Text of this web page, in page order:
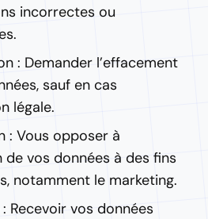
incorrectes ou
: Demander l’effacement
sauf en cas
légale.
: Vous opposer à
de vos données à des fins
notamment le marketing.
Recevoir vos données